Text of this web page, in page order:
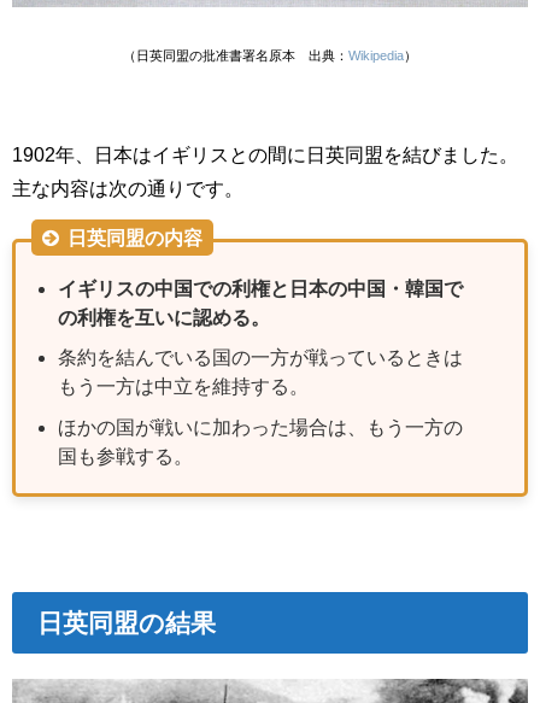
（日英同盟の批准書署名原本 出典： Wikipedia）
1902年、日本はイギリスとの間に日英同盟を結びました。
主な内容は次の通りです。
日英同盟の内容
イギリスの中国での利権と日本の中国・韓国で
の利権を互いに認める。
条約を結んでいる国の一方が戦っているときは
もう一方は中立を維持する。
ほかの国が戦いに加わった場合は、もう一方の
国も参戦する。
日英同盟の結果